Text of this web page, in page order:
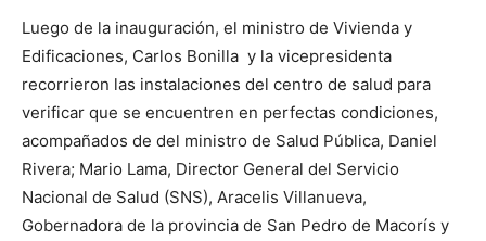
Luego de la inauguración, el ministro de Vivienda y
Edificaciones, Carlos Bonilla y la vicepresidenta
recorrieron las instalaciones del centro de salud para
verificar que se encuentren en perfectas condiciones,
acompañados de del ministro de Salud Pública, Daniel
Rivera; Mario Lama, Director General del Servicio
Nacional de Salud (SNS), Aracelis Villanueva,
Gobernadora de la provincia de San Pedro de Macorís y